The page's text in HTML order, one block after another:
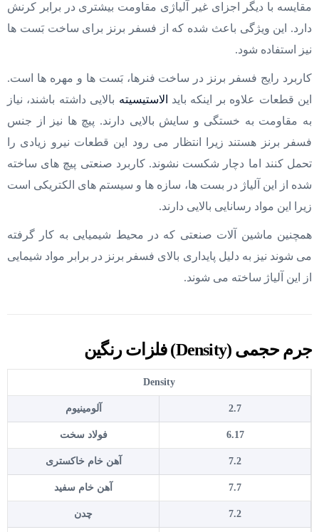
مقایسه با دیگر اجزای غیر آلیاژی مقاومت بیشتری در برابر کرنش
دارد. این ویژگی باعث شده که از فسفر برنز برای ساخت بَست ها
نیز استفاده شود.
کاربرد رایج فسفر برنز در ساخت فنرها، بَست ها و مهره ها است.
این قطعات علاوه بر اینکه باید
الاستیسیته بالایی داشته باشند، نیاز
به مقاومت به خستگی و سایش بالایی دارند. پیچ ها نیز از جنس
فسفر برنز هستند زیرا انتظار می رود این قطعات نیرو زیادی را
تحمل کنند اما دچار شکست نشوند. کاربرد صنعتی پیچ های ساخته
شده از این آلیاژ در بست ها، سازه ها و سیستم های الکتریکی است
زیرا این مواد رسانایی بالایی دارند.
همچنین ماشین آلات صنعتی که در محیط شیمیایی به کار گرفته
می شوند نیز به دلیل پایداری بالای فسفر برنز در برابر مواد شیمایی
از این آلیاژ ساخته می شوند.
جرم حجمی (Density) فلزات رنگین
Density
2.7 آلومینیوم
6.17 فولاد سخت
7.2 آهن خام خاکستری
7.7 آهن خام سفید
7.2 چدن